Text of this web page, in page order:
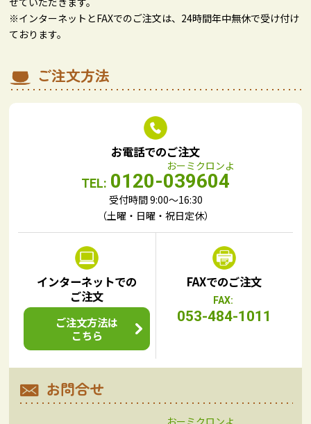
※インターネットとFAXでのご注文は、24時間年中無休で受け付け
ております。
ご注文方法
お電話でのご注文
TEL: 0120-039604
受付時間 9:00～16:30
（土曜・日曜・祝日定休）
インターネットでの
ご注文
ご注文方法は
こちら
FAXでのご注文
FAX:
053-484-1011
お問合せ